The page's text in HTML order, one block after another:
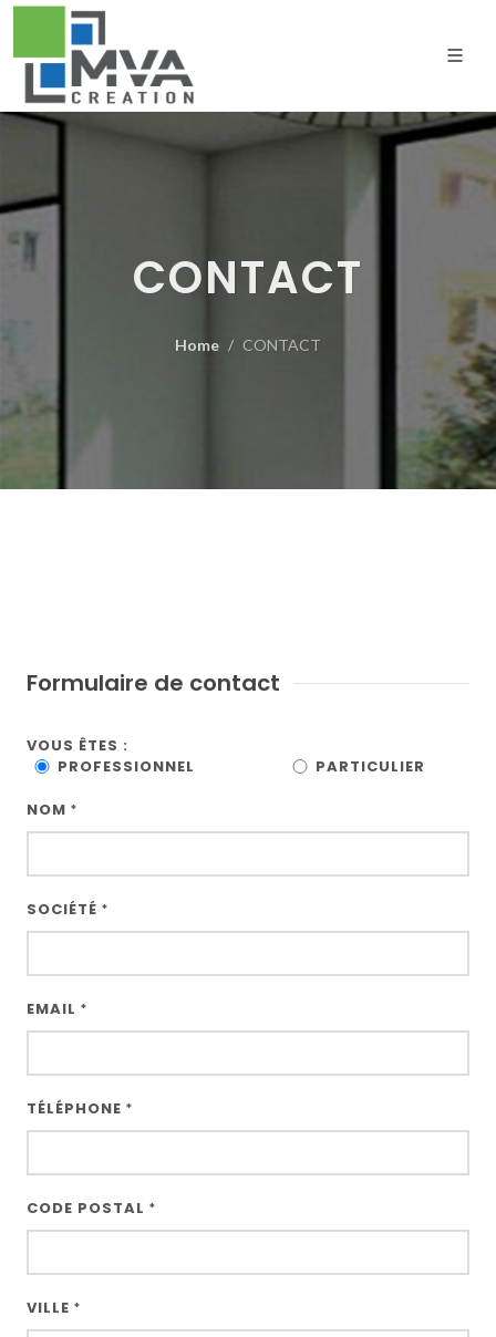
CONTACT
Home CONTACT
Formulaire de contact
VOUS ÊTES :
PROFESSIONNEL
PARTICULIER
NOM *
SOCIÉTÉ *
EMAIL *
TÉLÉPHONE *
CODE POSTAL *
VILLE *